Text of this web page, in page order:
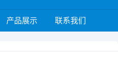
产品展示 联系我们